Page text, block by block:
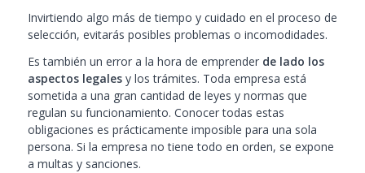
Invirtiendo algo más de tiempo y cuidado en el proceso de
selección, evitarás posibles problemas o incomodidades.
Es también un error a la hora de emprender de lado los
aspectos legales y los trámites. Toda empresa está
sometida a una gran cantidad de leyes y normas que
regulan su funcionamiento. Conocer todas estas
obligaciones es prácticamente imposible para una sola
persona. Si la empresa no tiene todo en orden, se expone
a multas y sanciones.